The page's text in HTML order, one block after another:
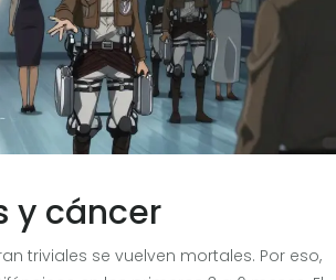
y cáncer
triviales se vuelven mortales. Por eso,